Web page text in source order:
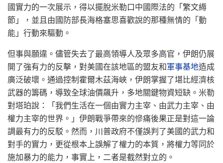
國實力的一次展示，得以擺脫米勒口中國際法的「繁文縟
節」，並且由國防部長海格塞思喜歡說的那種無情的「動
能」行動來驅動。
但事與願違。儘管失去了最高領導人及眾多高官，伊朗仍展
開了強有力的反擊，對美國在該地區的盟友和軍事基地造成
廣泛破壞。通過控制霍爾木茲海峽，伊朗掌握了堪比經濟核
武器的籌碼，導致全球油價飆升，多地關鍵物資短缺。米勒
對塔珀說：「我們生活在一個由實力主宰、由武力主宰、由
權力主宰的世界。」伊朗戰爭帶來的慘痛後果正是對這一論
調最有力的反駁。然而，川普政府不僅誤判了美國的武力和
對手的實力，更從根本上誤解了權力的本質，將權力等同於
施加暴力的能力，事實上，二者是截然對立的。